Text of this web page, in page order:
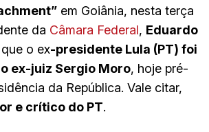
em Goiânia, nesta terça
da Câmara Federal, Eduardo
o ex-presidente Lula (PT) foi
ex-juiz Sergio Moro, hoje pré-
da República. Vale citar,
e crítico do PT.